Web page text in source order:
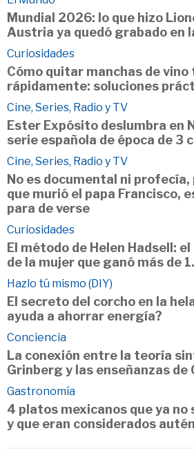
Mundial 2026: lo que hizo
Austria ya quedó grabado en
Curiosidades
Cómo quitar manchas de
rápidamente: soluciones
Cine, Series, Radio y TV
Ester Expósito deslumbra en
serie española de época de 3
Cine, Series, Radio y TV
No es documental ni profecía,
que murió el papa Francisco,
para de verse
Curiosidades
El método de Helen Hadsell:
de la mujer que ganó más de
Hazlo tú mismo (DIY)
El secreto del corcho en la
ayuda a ahorrar energía?
Conciencia
La conexión entre la teoría
Grinberg y las enseñanzas de
Gastronomía
4 platos mexicanos que ya no
y que eran considerados